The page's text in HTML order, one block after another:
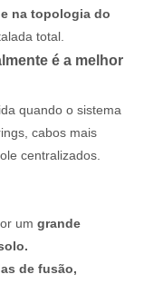
na topologia do
total.
é a melhor
quando o sistema
cabos mais
centralizados.
um grande
de fusão,